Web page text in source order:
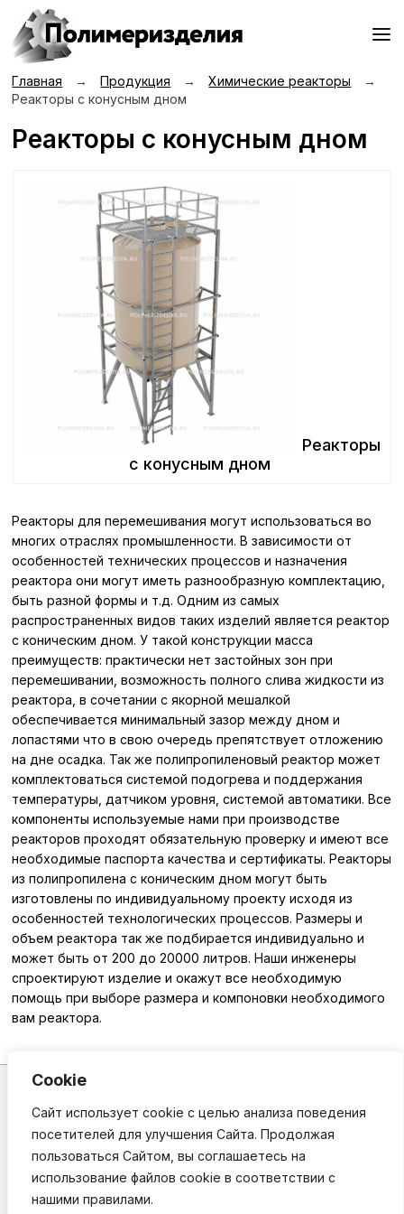
Cookie
Сайт использует cookie с целью анализа поведения
посетителей для улучшения Сайта. Продолжая
пользоваться Сайтом, вы соглашаетесь на
использование файлов cookie в соответствии с
нашими правилами.
Главная → Продукция → Химические реакторы
→
Реакторы с конусным дном
Реакторы с конусным дном
Реакторы
с конусным дном
Реакторы для перемешивания могут использоваться во
многих отраслях промышленности. В зависимости от
особенностей технических процессов и назначения
реактора они могут иметь разнообразную комплектацию,
быть разной формы и т.д. Одним из самых
распространенных видов таких изделий является реактор
с коническим дном. У такой конструкции масса
преимуществ: практически нет застойных зон при
перемешивании, возможность полного слива жидкости из
реактора, в сочетании с якорной мешалкой
обеспечивается минимальный зазор между дном и
лопастями что в свою очередь препятствует отложению
на дне осадка. Так же полипропиленовый реактор может
комплектоваться системой подогрева и поддержания
температуры, датчиком уровня, системой автоматики. Все
компоненты используемые нами при производстве
реакторов проходят обязательную проверку и имеют все
необходимые паспорта качества и сертификаты. Реакторы
из полипропилена с коническим дном могут быть
изготовлены по индивидуальному проекту исходя из
особенностей технологических процессов. Размеры и
объем реактора так же подбирается индивидуально и
может быть от 200 до 20000 литров. Наши инженеры
спроектируют изделие и окажут все необходимую
помощь при выборе размера и компоновки необходимого
вам реактора.
производственная компания
Гальваническое оборудование,
емкости из полипропилена на заказ
+7 (495) 642-47-32
zakaz@polimerizdeliya.ru